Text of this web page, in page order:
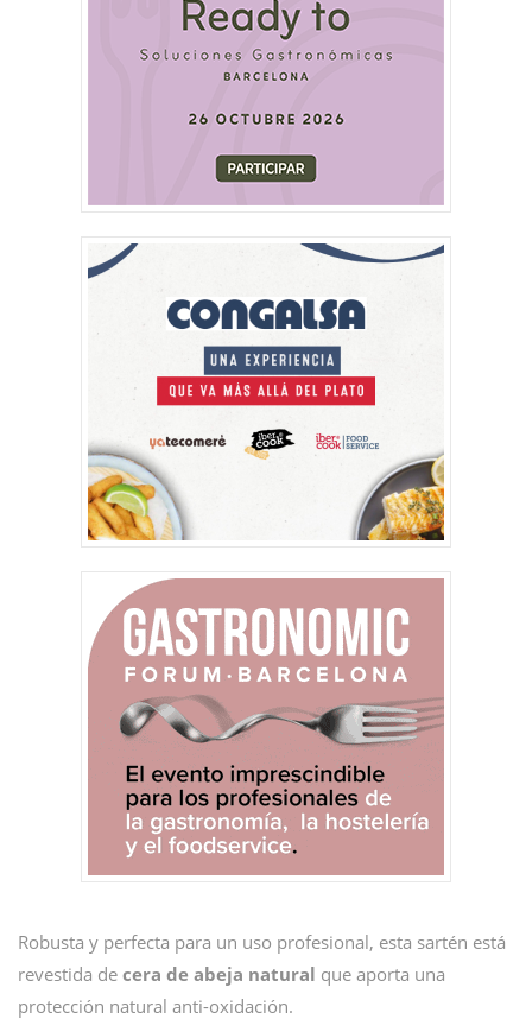
Robusta y perfecta para un uso profesional, esta sartén está
revestida de cera de abeja natural que aporta una
protección natural anti-oxidación.